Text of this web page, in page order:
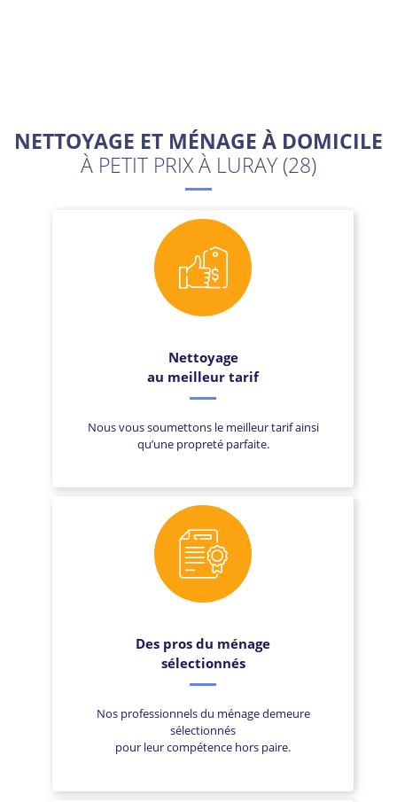
NETTOYAGE ET MÉNAGE À DOMICILE
À PETIT PRIX À LURAY (28)
Nettoyage
au meilleur tarif
Nous vous soumettons le meilleur tarif ainsi
qu’une propreté parfaite.
Des pros du ménage
sélectionnés
Nos professionnels du ménage demeure
sélectionnés
pour leur compétence hors paire.